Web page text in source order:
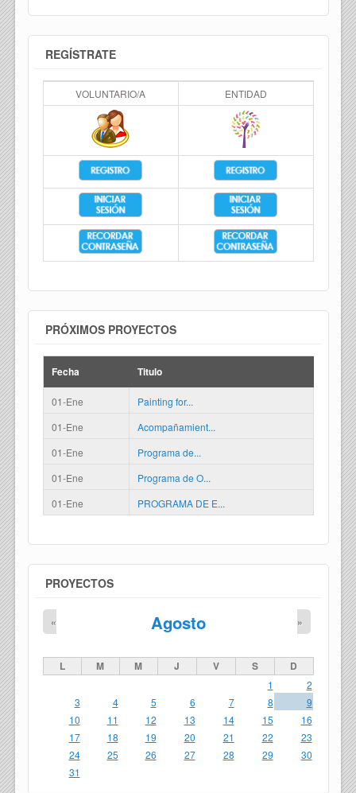
REGÍSTRATE
VOLUNTARIO/A ENTIDAD
PRÓXIMOS PROYECTOS
Fecha Titulo
01-Ene
Painting for...
01-Ene
Acompañamient...
01-Ene
Programa de...
01-Ene
Programa de O...
01-Ene
PROGRAMA DE E...
PROYECTOS
Agosto
« »
L M M J V S D
1
2
3
4 5 6 7 8
9
10
11 12 13 14 15
16
17
18 19 20 21 22
23
24
25 26 27 28 29
30
31